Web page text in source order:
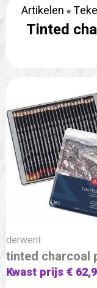
Artikelen
Tinted
derwent
tinted charcoal
Kwast prijs €